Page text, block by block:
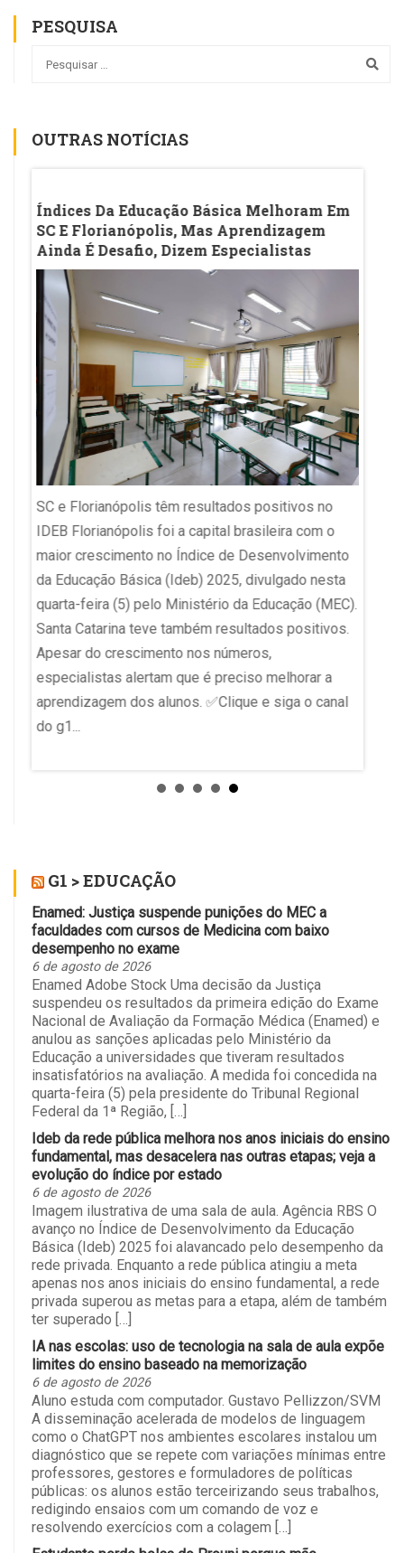
PESQUISA
OUTRAS NOTÍCIAS
Índices Da Educação Básica Melhoram Em
SC E Florianópolis, Mas Aprendizagem
Ainda É Desafio, Dizem Especialistas
SC e Florianópolis têm resultados positivos no
IDEB Florianópolis foi a capital brasileira com o
maior crescimento no Índice de Desenvolvimento
da Educação Básica (Ideb) 2025, divulgado nesta
quarta-feira (5) pelo Ministério da Educação (MEC).
Santa Catarina teve também resultados positivos.
Apesar do crescimento nos números,
especialistas alertam que é preciso melhorar a
aprendizagem dos alunos. ✅Clique e siga o canal
do g1...
G1 > EDUCAÇÃO
Enamed: Justiça suspende punições do MEC a
faculdades com cursos de Medicina com baixo
desempenho no exame
6 de agosto de 2026
Enamed Adobe Stock Uma decisão da Justiça
suspendeu os resultados da primeira edição do Exame
Nacional de Avaliação da Formação Médica (Enamed) e
anulou as sanções aplicadas pelo Ministério da
Educação a universidades que tiveram resultados
insatisfatórios na avaliação. A medida foi concedida na
quarta-feira (5) pela presidente do Tribunal Regional
Federal da 1ª Região, […]
Ideb da rede pública melhora nos anos iniciais do ensino
fundamental, mas desacelera nas outras etapas; veja a
evolução do índice por estado
6 de agosto de 2026
Imagem ilustrativa de uma sala de aula. Agência RBS O
avanço no Índice de Desenvolvimento da Educação
Básica (Ideb) 2025 foi alavancado pelo desempenho da
rede privada. Enquanto a rede pública atingiu a meta
apenas nos anos iniciais do ensino fundamental, a rede
privada superou as metas para a etapa, além de também
ter superado […]
IA nas escolas: uso de tecnologia na sala de aula expõe
limites do ensino baseado na memorização
6 de agosto de 2026
Aluno estuda com computador. Gustavo Pellizzon/SVM
A disseminação acelerada de modelos de linguagem
como o ChatGPT nos ambientes escolares instalou um
diagnóstico que se repete com variações mínimas entre
professores, gestores e formuladores de políticas
públicas: os alunos estão terceirizando seus trabalhos,
redigindo ensaios com um comando de voz e
resolvendo exercícios com a colagem […]